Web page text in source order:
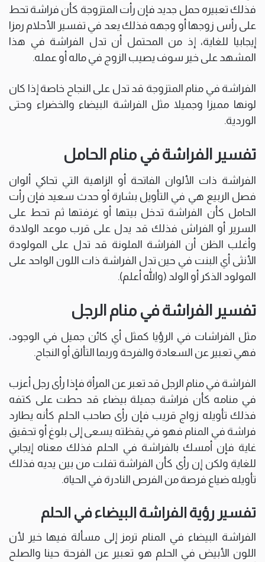
فذلك تعبيره حمل جديد فإن رأت المتزوجة كأن فراشة تحط
على رأس زوجها أو وجهه فذلك يعد في تفسير الأحلام رمزا
إيجابيا للغاية، إذ من المحتمل أن تدل الفراشة في هذا
المشهد على خير سوف يصيب الزوج في ماله أو عمله.
الفراشة في منام المتزوجة قد تدل على النجاح خاصة إذا كان
لونها مميزا وجميلا مثل الفراشة البيضاء والخضراء وحتى
الوردية.
تفسير الفراشة في منام الحامل
الفراشة ذات الألوان الفاتحة أو الزاهية التي تحاكي ألوان
فصل الربيع هي في التأويل بشارة أو حدث سعيد فإن رأت
الحامل كأن الفراشة تدخل بيتها أو غرفتها ثم تحط على
السرير أو الفراش فذلك قد يدل على قرب موعد الولادة
وأغلب الظن أن الفراشة الملونة قد تدل على المولودة
الأنثى أي البنت في حين تدل الفراشة ذات اللون الواحد على
المولود الذكر أو الولد (والله أعلم).
تفسير الفراشة في منام الرجل
مثل الفراشات في الرؤيا كمثل أي كائن جميل في الوجود،
فهي تعبير عن السعادة والفرحة وربما التألق أو النجاح.
الفراشة في منام الرجل قد تعبر عن المرأة فإذا رأى رجل أعزب
في منامه كأن فراشة جميلة بيضاء قد حطت على كتفه
فذلك تأويله زواج قريب فإن رأى صاحب الحلم كأنه يطارد
فراشة في المنام فهو في يقظته يسعى إلى بلوغ أو تحقيق
غاية فإن أمسك بالفراشة في الحلم فذلك معناه إيجابي
للغاية ولكن إن رأى كأن الفراشة تفلت من بين يديه فذلك
تأويله ضياع فرصة من الفرص النادرة في الحياة.
تفسير رؤية الفراشة البيضاء في الحلم
الفراشة البيضاء في المنام ترمز إلى مسألة فيها خير لأن
اللون الأبيض في الحلم هو تعبير عن الفرحة حينا والصلح